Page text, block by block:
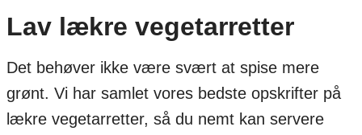
Lav lækre vegetarretter
Det behøver ikke være svært at spise mere
grønt. Vi har samlet vores bedste opskrifter på
lækre vegetarretter, så du nemt kan servere